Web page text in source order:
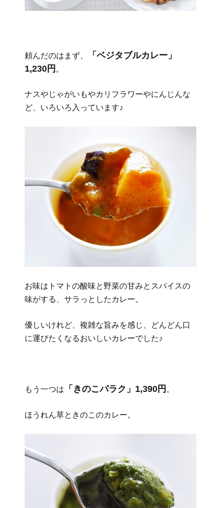
頼んだのはまず、
「ベジタブルカレー」
1,230円 。
ナスやじゃがいもやカリフラワーやにんじんな
ど、いろいろ入っています♪
お味はトマトの酸味と野菜の甘みとスパイスの
味がする、サラっとしたカレー。
優しいけれど、複雑な旨みを感じ、どんどん口
に運びたくなるおいしいカレーでした♪
もう一つは 「きのこパラク」1,390円 。
ほうれん草ときのこのカレー。